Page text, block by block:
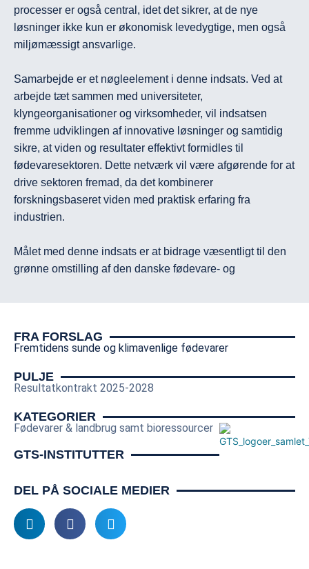
processer er også central, idet det sikrer, at de nye
løsninger ikke kun er økonomisk levedygtige, men også
miljømæssigt ansvarlige.
Samarbejde er et nøgleelement i denne indsats. Ved at
arbejde tæt sammen med universiteter,
klyngeorganisationer og virksomheder, vil indsatsen
fremme udviklingen af innovative løsninger og samtidig
sikre, at viden og resultater effektivt formidles til
fødevaresektoren. Dette netværk vil være afgørende for at
drive sektoren fremad, da det kombinerer
forskningsbaseret viden med praktisk erfaring fra
industrien.
Målet med denne indsats er at bidrage væsentligt til den
grønne omstilling af den danske fødevare- og
og innovation, skal initiativet også imødekomme den
fødevarer, der ikke kun er bæredygtige, men også
næringsrige og velsmagende. Dette vil styrke Danmarks
position som en førende aktør inden for bæredygtig
fødevareproduktion på verdensplan.
Denne resultatkontrakt er støttet med 8 mio. kr. pr. år i
FRA FORSLAG
Fremtidens sunde og klimavenlige fødevarer
PULJE
Resultatkontrakt 2025-2028
KATEGORIER
Fødevarer & landbrug samt bioressourcer
GTS-INSTITUTTER
DEL PÅ SOCIALE MEDIER